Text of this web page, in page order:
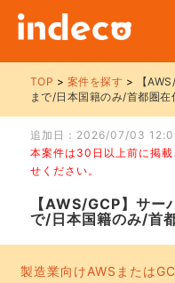
TOP 案件を探す
【
まで/日本国籍のみ/首都圏在
追加日：2026/07/03
本案件は30日以上前に掲
せください。
【AWS/GCP】サ
で/日本国籍のみ/首
製造業向けAWSまたは